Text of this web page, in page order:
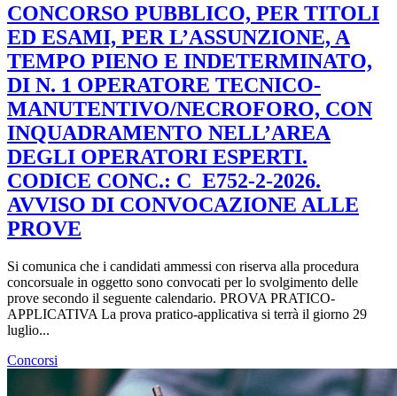
CONCORSO PUBBLICO, PER TITOLI
ED ESAMI, PER L’ASSUNZIONE, A
TEMPO PIENO E INDETERMINATO,
DI N. 1 OPERATORE TECNICO-
MANUTENTIVO/NECROFORO, CON
INQUADRAMENTO NELL’AREA
DEGLI OPERATORI ESPERTI.
CODICE CONC.: C_E752-2-2026.
AVVISO DI CONVOCAZIONE ALLE
PROVE
Si comunica che i candidati ammessi con riserva alla procedura
concorsuale in oggetto sono convocati per lo svolgimento delle
prove secondo il seguente calendario. PROVA PRATICO-
APPLICATIVA La prova pratico-applicativa si terrà il giorno 29
luglio...
Concorsi